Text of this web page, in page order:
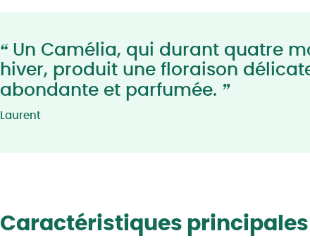
“Un Camélia, qui durant quatre
hiver, produit une floraison
abondante et parfumée. ”
Laurent
Caractéristiques principales